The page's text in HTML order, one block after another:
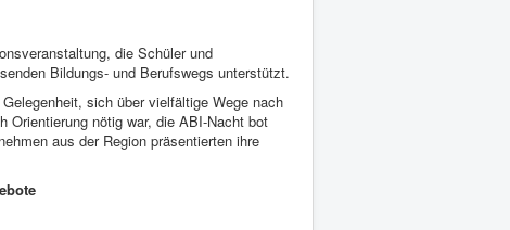
die Schüler und
Bildungs- und Berufswegs unterstützt.
sich über vielfältige Wege nach
Orientierung nötig war, die ABI-Nacht bot
aus der Region präsentierten ihre